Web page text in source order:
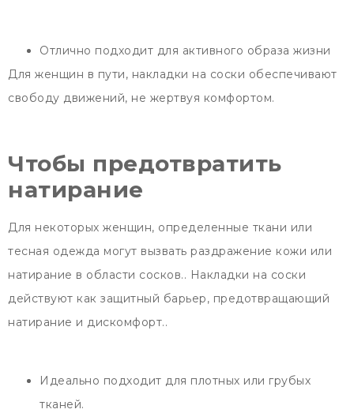
Отлично подходит для активного образа жизни
Для женщин в пути, накладки на соски обеспечивают
свободу движений, не жертвуя комфортом.
Чтобы предотвратить
натирание
Для некоторых женщин, определенные ткани или
тесная одежда могут вызвать раздражение кожи или
натирание в области сосков.. Накладки на соски
действуют как защитный барьер, предотвращающий
натирание и дискомфорт..
Идеально подходит для плотных или грубых
тканей.